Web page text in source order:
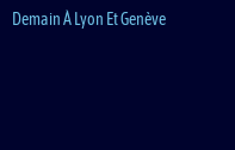
Demain À Lyon Et Genève